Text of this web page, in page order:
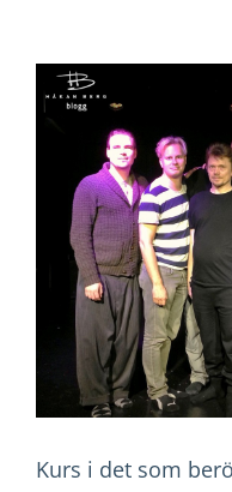
Visa
större
Kurs i det som